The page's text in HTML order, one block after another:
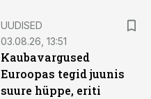
UUDISED
03.08.26, 13:51
Kaubavargused
Euroopas tegid juunis
suure hüppe, eriti